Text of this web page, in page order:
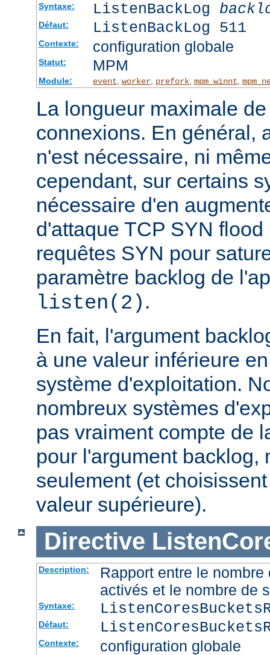
Syntaxe: ListenBackLog
Défaut: ListenBackLog 511
Contexte: configuration globale
Statut: MPM
Module: event, worker, prefork, mpm_winnt,
La longueur maximale
connexions. En général,
n'est nécessaire, ni
cependant, sur certains
nécessaire d'en
d'attaque TCP SYN
requêtes SYN pour
paramètre backlog de
listen(2) .
En fait, l'argument
à une valeur inférieure
système d'exploitation.
nombreux systèmes
pas vraiment compte de
pour l'argument backlog,
seulement (et
valeur supérieure).
Directive
Description:
Rapport entre le
activés et le nombre de
Syntaxe:
Défaut:
Contexte: configuration globale